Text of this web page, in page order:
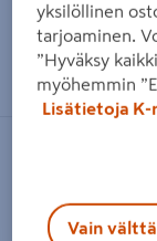
Rasva- ja
Pro Sartek 2
yksilöllinen
tarjoaminen.
”Hyväksy
myöhemmin
Lisätietoja
Vain